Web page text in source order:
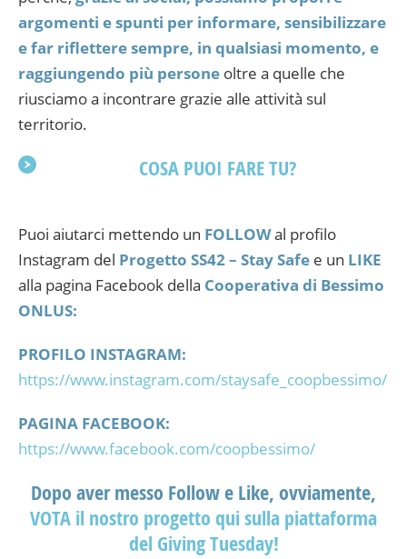
argomenti e spunti per informare, sensibilizzare
e far riflettere sempre, in qualsiasi momento, e
raggiungendo più persone oltre a quelle che
riusciamo a incontrare grazie alle attività sul
territorio.
COSA PUOI FARE TU?
Puoi aiutarci mettendo un FOLLOWal profilo
Instagram del Progetto SS42 – Stay Safe e un LIKE
alla pagina Facebook della Cooperativa di Bessimo
ONLUS:
PROFILO INSTAGRAM:
https://www.instagram.com/staysafe_coopbessimo/
PAGINA FACEBOOK:
https://www.facebook.com/coopbessimo/
Dopo aver messo Follow e Like, ovviamente,
VOTA il nostro progetto qui sulla piattaforma
del Giving Tuesday!